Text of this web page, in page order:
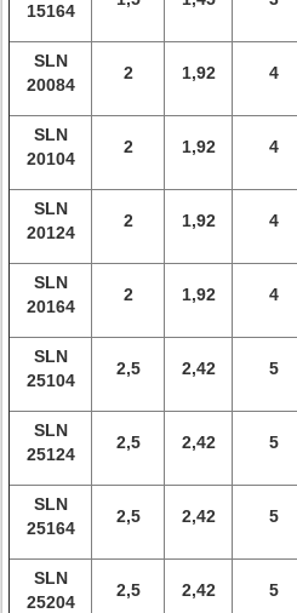
15164
SLN
20084
2 1,92 4
SLN
20104
2 1,92 4
SLN
20124
2 1,92 4
SLN
20164
2 1,92 4
SLN
25104
2,5 2,42 5
SLN
25124
2,5 2,42 5
SLN
25164
2,5 2,42 5
SLN
25204
2,5 2,42 5